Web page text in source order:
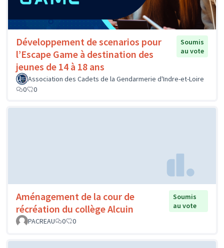
Développement de scenarios pour
l’Escape Game à destination des
jeunes de 14 à 18 ans
Soumis
au vote
Association des Cadets de la Gendarmerie d'Indre-et-Loire
0
0
Aménagement de la cour de
récréation du collège Alcuin
Soumis
au vote
PACREAU
0 0